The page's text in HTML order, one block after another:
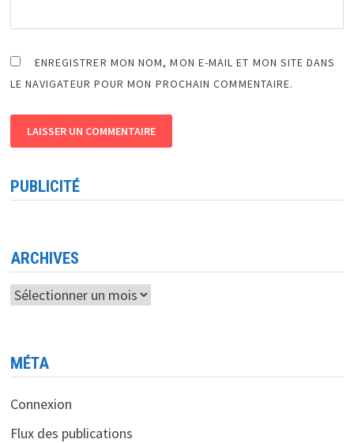
ENREGISTRER MON NOM, MON E-MAIL ET MON SITE DANS
LE NAVIGATEUR POUR MON PROCHAIN COMMENTAIRE.
PUBLICITÉ
ARCHIVES
Archives
MÉTA
Connexion
Flux des publications